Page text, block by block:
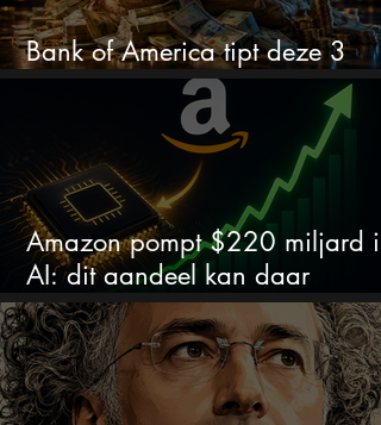
Bank of America tipt deze 3
chipaandelen
Amazon pompt $220 miljard in
AI: dit aandeel kan daar
explosief van profiteren